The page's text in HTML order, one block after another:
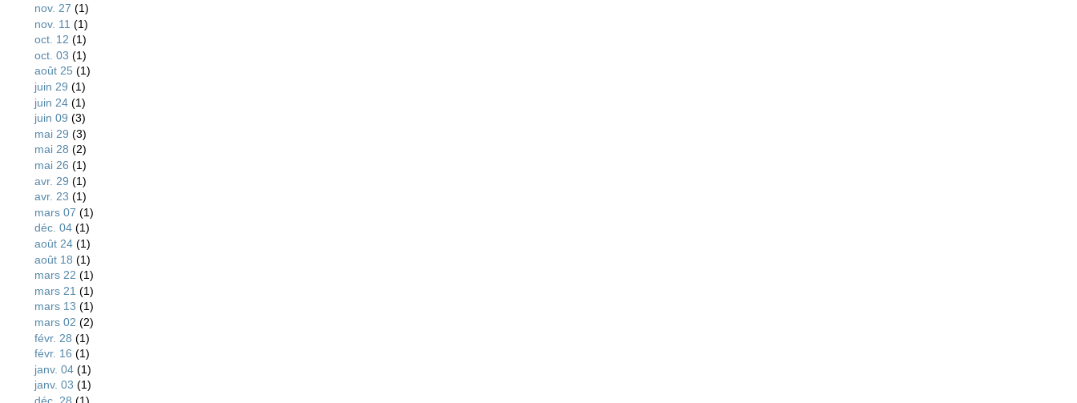
nov. 27 (1)
nov. 11 (1)
oct. 12 (1)
oct. 03 (1)
août 25 (1)
juin 29 (1)
juin 24 (1)
juin 09 (3)
mai 29 (3)
mai 28 (2)
mai 26 (1)
avr. 29 (1)
avr. 23 (1)
mars 07 (1)
déc. 04 (1)
août 24 (1)
août 18 (1)
mars 22 (1)
mars 21 (1)
mars 13 (1)
mars 02 (2)
févr. 28 (1)
févr. 16 (1)
janv. 04 (1)
janv. 03 (1)